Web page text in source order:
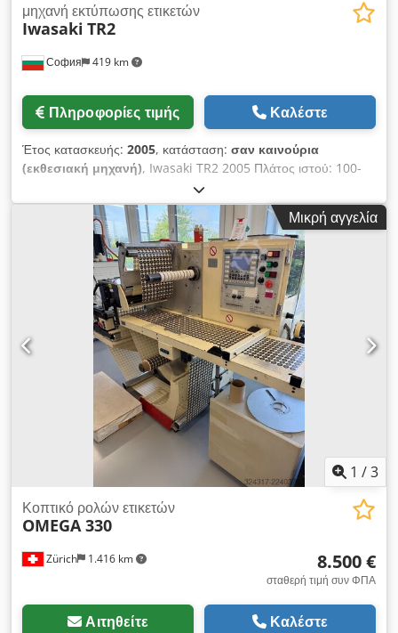
София 419 km
μηχανή εκτύπωσης ετικετών
Iwasaki TR2
Πληροφορίες τιμής Καλέστε
Έτος κατασκευής: 2005, κατάσταση: σαν καινούρια
(εκθεσιακή μηχανή), Iwasaki TR2 2005 Πλάτος ιστού: 100-
330 mm Μέγιστη επιφάνεια εκτύπωσης: 310 x 254 mm
Επανάληψη εκτύπωσης: 50-260 mm Μέγιστη μηχανική
ταχύτητα: 50 μ./λεπτό Ισχύς μηχανήματος: 3φ/26 kW Βάρος
μηχανής: περ. 12.000 kg Αποτύλιγμα 6 μονάδες υγρής UV
όφσετ εκτύπωσης 1 μονάδα UV φλεξογραφίας 1 περιστροφική
κοπή με μήτρα Εγκάρσια κοπή Cjdpfey Tlyisx Akborf
Επανατύλιγμα Σύστημα επιθεώρησης με κάμερα BST
Υπολογιστικά ελεγχόμενο σύστημα μελανιού CABER με SIP3
Σύστημα απομακρυσμένης τεχνικής διάγνωσης Ψύκτης Όλοι οι
άξονες μελανώματος έχουν αντικατασταθεί με καινούργιους
Μικρή αγγελία
1 /3
Zürich 1.416 km
Κοπτικό ρολών ετικετών
OMEGA 330
8.500 €
σταθερή τιμή συν ΦΠΑ
Αιτηθείτε Καλέστε